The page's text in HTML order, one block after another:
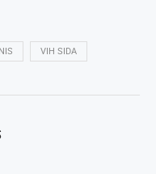
VIH SIDA